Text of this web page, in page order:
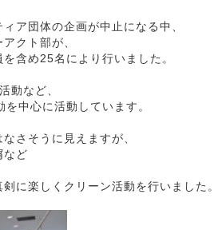
ア団体の企画が中止になる中、
クト部が、
含め25名により行いました。
動など、
中心に活動しています。
さそうに見えますが、
など
に楽しくクリーン活動を行いました。